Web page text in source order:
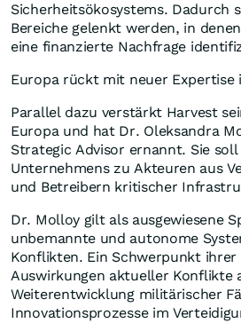
Sicherheitsökosystems. Dadurch
Bereiche gelenkt werden, in
eine finanzierte Nachfrage
Europa rückt mit neuer Expertise
Parallel dazu verstärkt Harvest
Europa und hat Dr. Oleksandra
Strategic Advisor ernannt. Sie soll
Unternehmens zu Akteuren aus
und Betreibern kritischer
Dr. Molloy gilt als ausgewiesene
unbemannte und autonome
Konflikten. Ein Schwerpunkt
Auswirkungen aktueller Konflikte
Weiterentwicklung militärischer
Innovationsprozesse im